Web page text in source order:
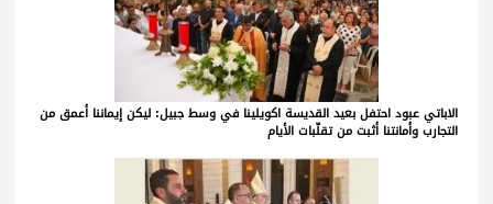
الاباتي عبود احتفل بعيد القديسة اكويلينا في وسط جبيل: ليكن إيماننا أعمق من
التجارب وأمانتنا أثبت من تقلّبات الأيام